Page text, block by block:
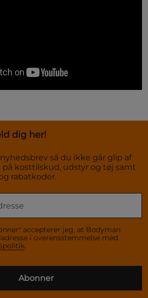
dig her!
så du ikke går glip af
kosttilskud, udstyr og tøj samt
rabatkoder.
accepterer jeg, at Bodyman
i overensstemmelse med
.
Abonner